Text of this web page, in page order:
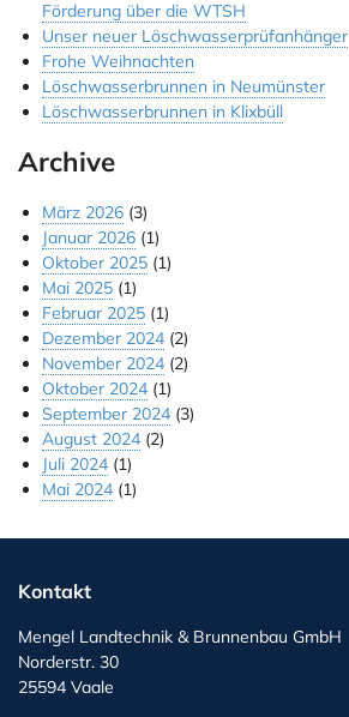
Förderung über die WTSH
Unser neuer Löschwasserprüfanhänger
Frohe Weihnachten
Löschwasserbrunnen in Neumünster
Löschwasserbrunnen in Klixbüll
Archive
März 2026 (3)
Januar 2026 (1)
Oktober 2025 (1)
Mai 2025 (1)
Februar 2025 (1)
Dezember 2024 (2)
November 2024 (2)
Oktober 2024 (1)
September 2024 (3)
August 2024 (2)
Juli 2024 (1)
Mai 2024 (1)
Kontakt
Mengel Landtechnik & Brunnenbau GmbH
Norderstr. 30
25594 Vaale